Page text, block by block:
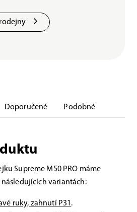
Doporučené Podobné
Supreme M50 PRO máme
variantách:
ruky, zahnutí P31 .